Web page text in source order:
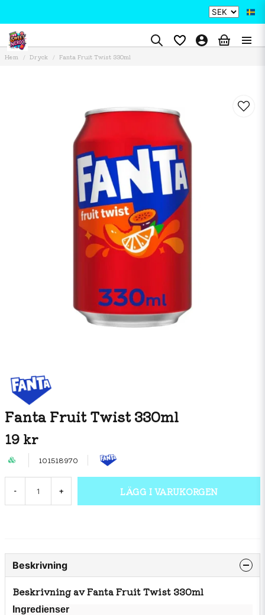
Hem Dryck Fanta Fruit Twist 330ml
Fanta Fruit Twist 330ml
19 kr
101518970
- + LÄGG I VARUKORGEN
Beskrivning
Beskrivning av Fanta Fruit Twist 330ml
Ingredienser